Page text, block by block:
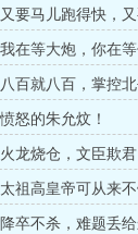
要马儿跑得快，
在等大炮，你在等
百就八百，掌控北
怒的朱允炆！
龙烧仓，文臣欺君
祖高皇帝可从来
卒不杀，难题丢给